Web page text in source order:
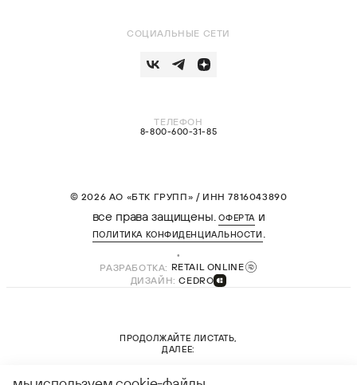
СОЦИАЛЬНЫЕ СЕТИ
ТЕЛЕФОН
8-800-600-31-85
© 2026 АО «БТК ГРУПП» / ИНН 7816043890
все права защищены.ОФЕРТА и
ПОЛИТИКА КОНФИДЕНЦИАЛЬНОСТИ
РАЗРАБОТКА: RETAIL ONLINE
ДИЗАЙН:CEDRO
ПРОДОЛЖАЙТЕ ЛИСТАТЬ,
ДАЛЕЕ: